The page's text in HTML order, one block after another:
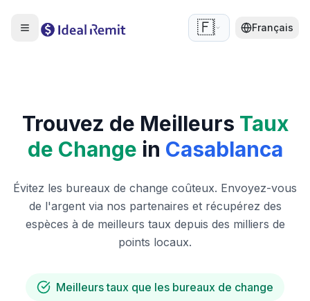
🇫🇷 Français
Trouvez de Meilleurs Taux
de Change in Casablanca
Évitez les bureaux de change coûteux. Envoyez-vous
de l'argent via nos partenaires et récupérez des
espèces à de meilleurs taux depuis des milliers de
points locaux.
Meilleurs taux que les bureaux de change